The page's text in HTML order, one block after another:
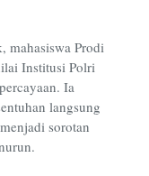
mahasiswa Prodi
Institusi Polri
Ia
langsung
sorotan